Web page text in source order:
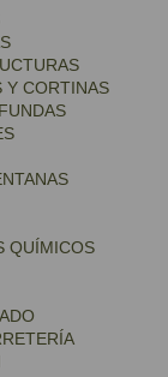
Y CORTINAS
QUÍMICOS